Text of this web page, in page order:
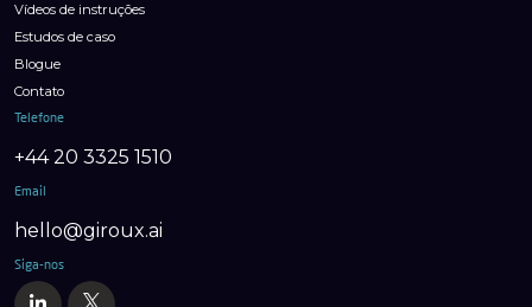
Vídeos de instruções
Estudos de caso
Blogue
Contato
Telefone
+44 20 3325 1510
Email
hello@giroux.ai
Siga-nos